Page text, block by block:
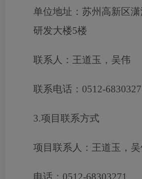
单位地址：苏州高新区
研发大楼5楼
联系人：王道玉，吴伟
联系电话：0512-
3.项目联系方式
项目联系人：王道玉，吴
电话：0512-68303271